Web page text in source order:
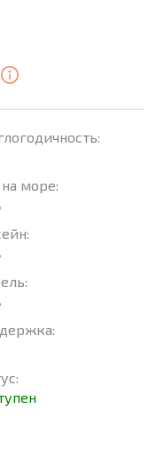
море: